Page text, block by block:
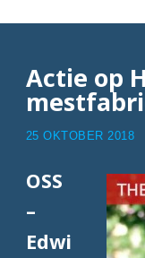
Actie op
25 OKTOBER 2018
OSS
–
Edwi